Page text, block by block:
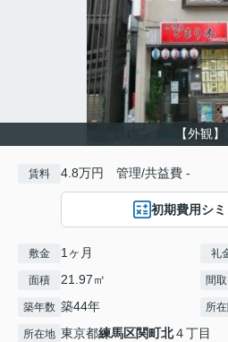
【外観】
賃料 4.8万円 管理/共益費 -
初期費用シ
敷金 1ヶ月 礼
面積 21.97㎡ 間取
築年数 築44年 所
所在地 東京都練馬区関町北４丁目